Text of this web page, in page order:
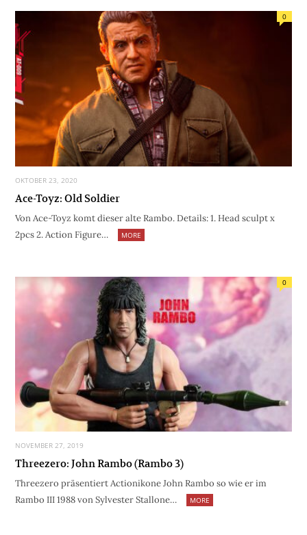
OKTOBER 23, 2020
0
Ace-Toyz: Old Soldier
Von Ace-Toyz komt dieser alte Rambo. Details: 1. Head sculpt x
2pcs 2. Action Figure…
MORE
NOVEMBER 27, 2019
0
Threezero: John Rambo (Rambo 3)
Threezero präsentiert Actionikone John Rambo so wie er im
Rambo III 1988 von Sylvester Stallone…
MORE